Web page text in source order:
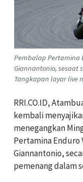
Pembalap Pertamina
Giannantonio, sesaat
Tangkapan layar live
RRI.CO.ID,
kembali
menegangkan
Pertamina Enduro
Giannantonio,
pemenang dalam